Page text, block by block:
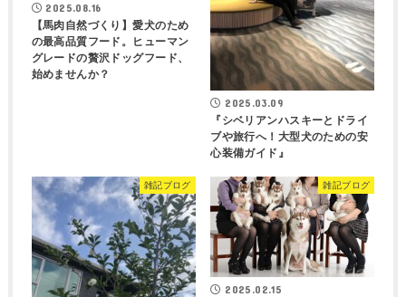
2025.08.16
【馬肉自然づくり】愛犬のため
の最高品質フード。ヒューマン
グレードの贅沢ドッグフード、
始めませんか？
2025.03.09
『シベリアンハスキーとドライ
ブや旅行へ！大型犬のための安
心装備ガイド』
雑記ブログ 雑記ブログ
2025.02.15